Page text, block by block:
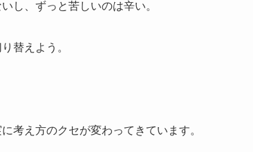
し、ずっと苦しいのは辛い。
替えよう。
考え方のクセが変わってきています。